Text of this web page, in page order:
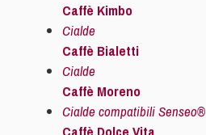
Caffè Kimbo
Cialde
Caffè Bialetti
Cialde
Caffè Moreno
Cialde compatibili Senseo®